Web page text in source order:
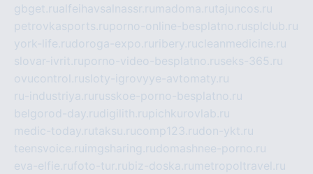
gbget.rualfeihavsalnassr.ru madoma.rutajuncos.ru
petrovkasports.ruporno-online-besplatno.rusplclub.ru
york-life.rudoroga-expo.ru ribery.rucleanmedicine.ru
slovar-ivrit.ruporno-video-besplatno.ruseks-365.ru
ovucontrol.rusloty-igrovyye-avtomaty.ru
ru-industriya.ru russkoe-porno-besplatno.ru
belgorod-day.rudigilith.rupichkurovlab.ru
medic-today.rutaksu.rucomp123.rudon-ykt.ru
teensvoice.ru imgsharing.rudomashnee-porno.ru
eva-elfie.rufoto-tur.rubiz-doska.ru metropoltravel.ru